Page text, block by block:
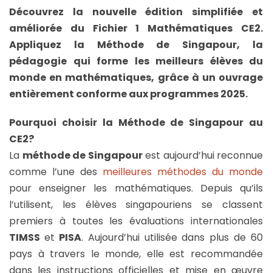
Découvrez la nouvelle édition simplifiée et
améliorée du Fichier 1 Mathématiques CE2.
Appliquez la Méthode de Singapour, la
pédagogie qui forme les meilleurs élèves du
monde en mathématiques, grâce à un ouvrage
entièrement conforme aux programmes 2025.
Pourquoi choisir la Méthode de Singapour au
CE2?
La méthode de Singapourest aujourd’hui reconnue
comme l’une des meilleures méthodes du monde
pour enseigner les mathématiques. Depuis qu’ils
l’utilisent, les élèves singapouriens se classent
premiers à toutes les évaluations internationales
TIMSS et PISA. Aujourd’hui utilisée dans plus de 60
pays à travers le monde, elle est recommandée
dans les instructions officielles et mise en œuvre